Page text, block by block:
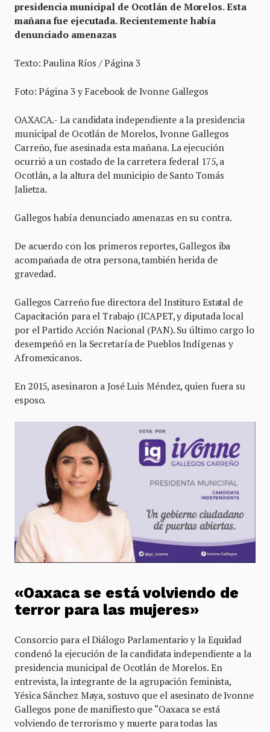
presidencia municipal de Ocotlán de Morelos. Esta
mañana fue ejecutada. Recientemente había
denunciado amenazas
Texto: Paulina Ríos / Página 3
Foto: Página 3 y Facebook de Ivonne Gallegos
OAXACA.- La candidata independiente a la presidencia
municipal de Ocotlán de Morelos, Ivonne Gallegos
Carreño, fue asesinada esta mañana. La ejecución
ocurrió a un costado de la carretera federal 175, a
Ocotlán, a la altura del municipio de Santo Tomás
Jalietza.
Gallegos había denunciado amenazas en su contra.
De acuerdo con los primeros reportes, Gallegos iba
acompañada de otra persona, también herida de
gravedad.
Gallegos Carreño fue directora del Instituro Estatal de
Capacitación para el Trabajo (ICAPET, y diputada local
por el Partido Acción Nacional (PAN). Su último cargo lo
desempeñó en la Secretaría de Pueblos Indígenas y
Afromexicanos.
En 2015, asesinaron a José Luis Méndez, quien fuera su
esposo.
«Oaxaca se está volviendo de
terror para las mujeres»
Consorcio para el Diálogo Parlamentario y la Equidad
condenó la ejecución de la candidata independiente a la
presidencia municipal de Ocotlán de Morelos. En
entrevista, la integrante de la agrupación feminista,
Yésica Sánchez Maya, sostuvo que el asesinato de Ivonne
Gallegos pone de manifiesto que “Oaxaca se está
volviendo de terrorismo y muerte para todas las